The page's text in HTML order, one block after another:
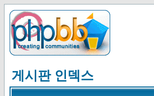
게시판 인덱스